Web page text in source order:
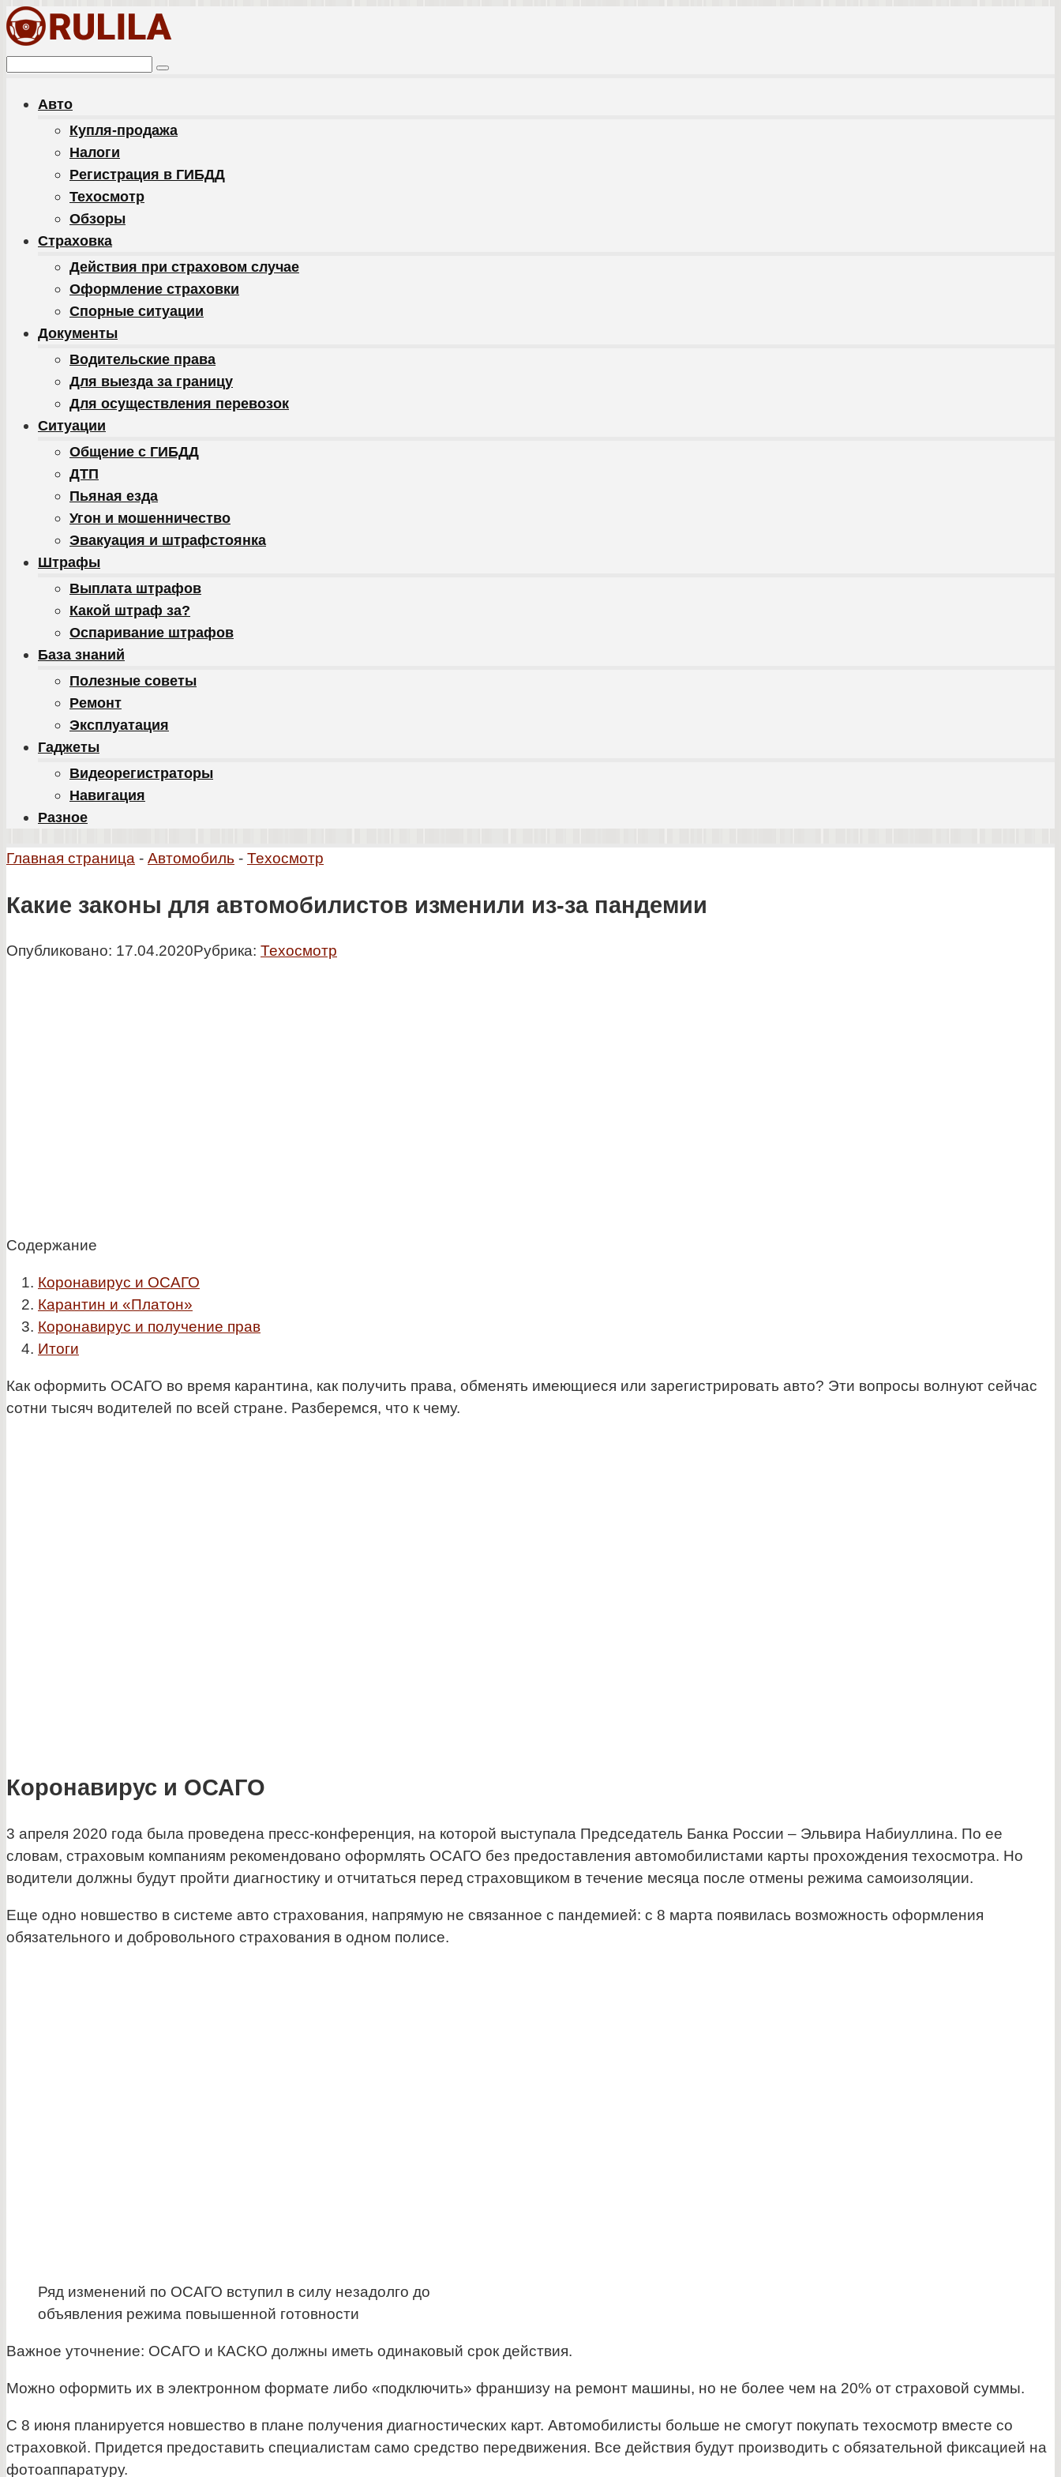
Перейти
к
контенту
Поиск:
Авто
Купля-продажа
Налоги
Регистрация в ГИБДД
Техосмотр
Обзоры
Cтраховка
Действия при страховом случае
Оформление страховки
Спорные ситуации
Документы
Водительские права
Для выезда за границу
Для осуществления перевозок
Ситуации
Общение с ГИБДД
ДТП
Пьяная езда
Угон и мошенничество
Эвакуация и штрафстоянка
Штрафы
Выплата штрафов
Какой штраф за?
Оспаривание штрафов
База знаний
Полезные советы
Ремонт
Эксплуатация
Гаджеты
Видеорегистраторы
Навигация
Разное
Главная страница - Автомобиль - Техосмотр
Какие законы для автомобилистов изменили из-за пандемии
Опубликовано: 17.04.2020Рубрика: Техосмотр
Содержание
Коронавирус и ОСАГО
Карантин и «Платон»
Коронавирус и получение прав
Итоги
Как оформить ОСАГО во время карантина, как получить права, обменять имеющиеся или зарегистрировать авто? Эти вопросы волнуют сейчас
сотни тысяч водителей по всей стране. Разберемся, что к чему.
Коронавирус и ОСАГО
3 апреля 2020 года была проведена пресс-конференция, на которой выступала Председатель Банка России – Эльвира Набиуллина. По ее
словам, страховым компаниям рекомендовано оформлять ОСАГО без предоставления автомобилистами карты прохождения техосмотра. Но
водители должны будут пройти диагностику и отчитаться перед страховщиком в течение месяца после отмены режима самоизоляции.
Еще одно новшество в системе авто страхования, напрямую не связанное с пандемией: с 8 марта появилась возможность оформления
обязательного и добровольного страхования в одном полисе.
Ряд изменений по ОСАГО вступил в силу незадолго до
объявления режима повышенной готовности
Важное уточнение: ОСАГО и КАСКО должны иметь одинаковый срок действия.
Можно оформить их в электронном формате либо «подключить» франшизу на ремонт машины, но не более чем на 20% от страховой суммы.
С 8 июня планируется новшество в плане получения диагностических карт. Автомобилисты больше не смогут покупать техосмотр вместе со
страховкой. Придется предоставить специалистам само средство передвижения. Все действия будут производить с обязательной фиксацией на
фотоаппаратуру.